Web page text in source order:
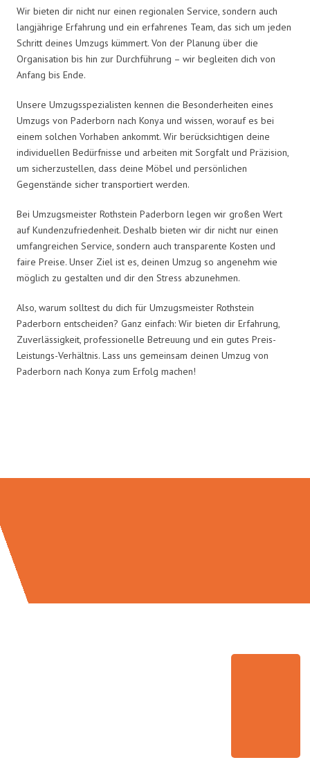
Wir bieten dir nicht nur einen regionalen Service, sondern auch
langjährige Erfahrung und ein erfahrenes Team, das sich um jeden
Schritt deines Umzugs kümmert. Von der Planung über die
Organisation bis hin zur Durchführung – wir begleiten dich von
Anfang bis Ende.
Unsere Umzugsspezialisten kennen die Besonderheiten eines
Umzugs von Paderborn nach Konya und wissen, worauf es bei
einem solchen Vorhaben ankommt. Wir berücksichtigen deine
individuellen Bedürfnisse und arbeiten mit Sorgfalt und Präzision,
um sicherzustellen, dass deine Möbel und persönlichen
Gegenstände sicher transportiert werden.
Bei Umzugsmeister Rothstein Paderborn legen wir großen Wert
auf Kundenzufriedenheit. Deshalb bieten wir dir nicht nur einen
umfangreichen Service, sondern auch transparente Kosten und
faire Preise. Unser Ziel ist es, deinen Umzug so angenehm wie
möglich zu gestalten und dir den Stress abzunehmen.
Also, warum solltest du dich für Umzugsmeister Rothstein
Paderborn entscheiden? Ganz einfach: Wir bieten dir Erfahrung,
Zuverlässigkeit, professionelle Betreuung und ein gutes Preis-
Leistungs-Verhältnis. Lass uns gemeinsam deinen Umzug von
Paderborn nach Konya zum Erfolg machen!